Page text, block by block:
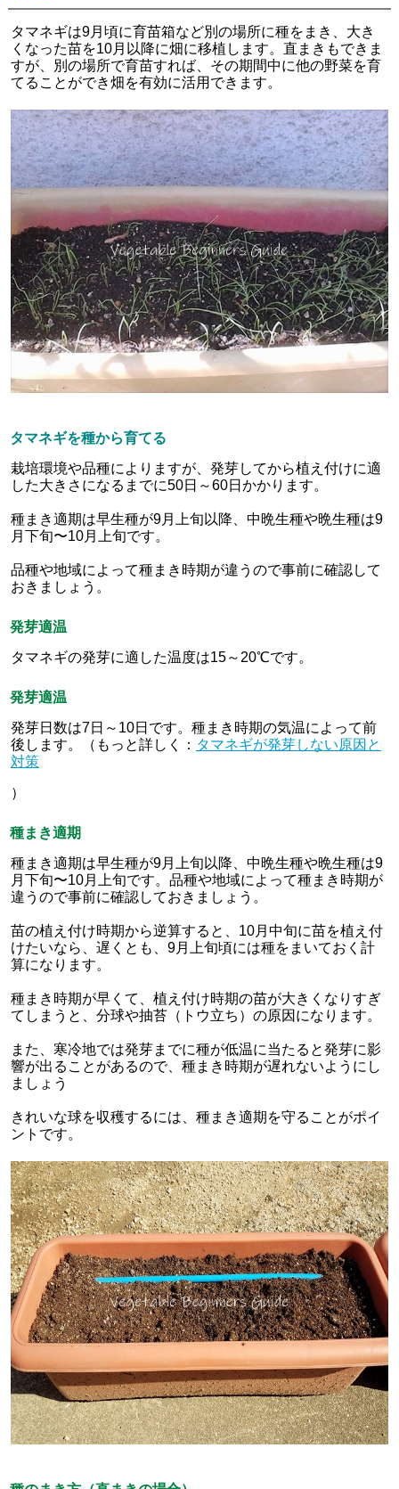
タマネギは9月頃に育苗箱など別の場所に種をまき、大き
くなった苗を10月以降に畑に移植します。直まきもできま
すが、別の場所で育苗すれば、その期間中に他の野菜を育
てることができ畑を有効に活用できます。
タマネギを種から育てる
栽培環境や品種によりますが、発芽してから植え付けに適
した大きさになるまでに50日～60日かかります。
種まき適期は早生種が9月上旬以降、中晩生種や晩生種は9
月下旬〜10月上旬です。
品種や地域によって種まき時期が違うので事前に確認して
おきましょう。
発芽適温
タマネギの発芽に適した温度は15～20℃です。
発芽適温
発芽日数は7日～10日です。種まき時期の気温によって前
後します。（もっと詳しく： タマネギが発芽しない原因と
対策
）
種まき適期
種まき適期は早生種が9月上旬以降、中晩生種や晩生種は9
月下旬〜10月上旬です。品種や地域によって種まき時期が
違うので事前に確認しておきましょう。
苗の植え付け時期から逆算すると、10月中旬に苗を植え付
けたいなら、遅くとも、9月上旬頃には種をまいておく計
算になります。
種まき時期が早くて、植え付け時期の苗が大きくなりすぎ
てしまうと、分球や抽苔（トウ立ち）の原因になります。
また、寒冷地では発芽までに種が低温に当たると発芽に影
響が出ることがあるので、種まき時期が遅れないようにし
ましょう
きれいな球を収穫するには、種まき適期を守ることがポイ
ントです。